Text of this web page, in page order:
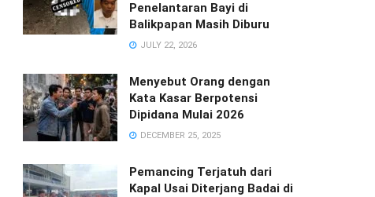
Penelantaran Bayi di
Balikpapan Masih Diburu
JULY 22, 2026
Menyebut Orang dengan
Kata Kasar Berpotensi
Dipidana Mulai 2026
DECEMBER 25, 2025
Pemancing Terjatuh dari
Kapal Usai Diterjang Badai di